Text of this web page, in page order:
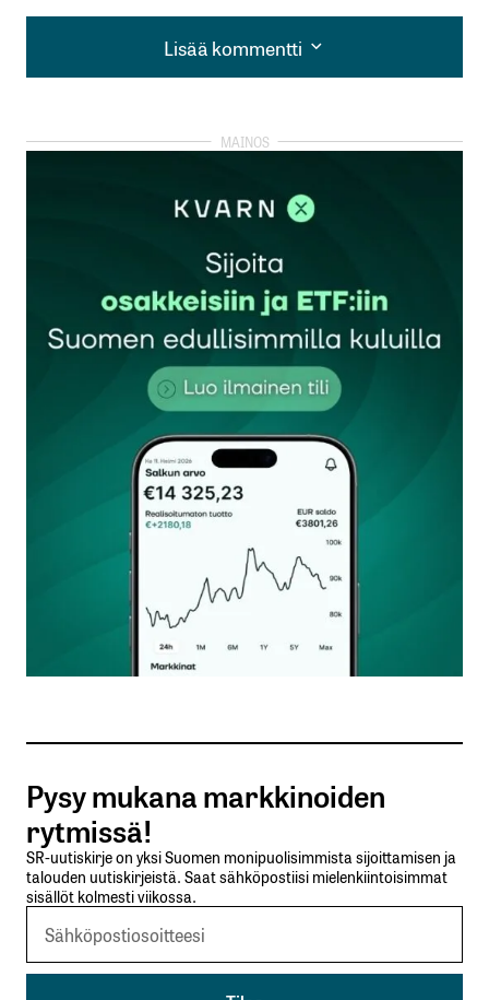
Lisää kommentti
Lisää kommentti
kirjautua
rekisteröityä
Sähköpostiosoitettasi ei julkaista.Pakolliset
kentät on merkitty*
Kommentti*
Nimesi tai nimimerkkisi
Sähköpostiosoitteesi
Tilaa SalkunRakentajan uutiskirje
Lähetä kommentti
Pysy mukana markkinoiden
rytmissä!
SR-uutiskirje on yksi Suomen monipuolisimmista sijoittamisen ja
talouden uutiskirjeistä. Saat sähköpostiisi mielenkiintoisimmat
sisällöt kolmesti viikossa.